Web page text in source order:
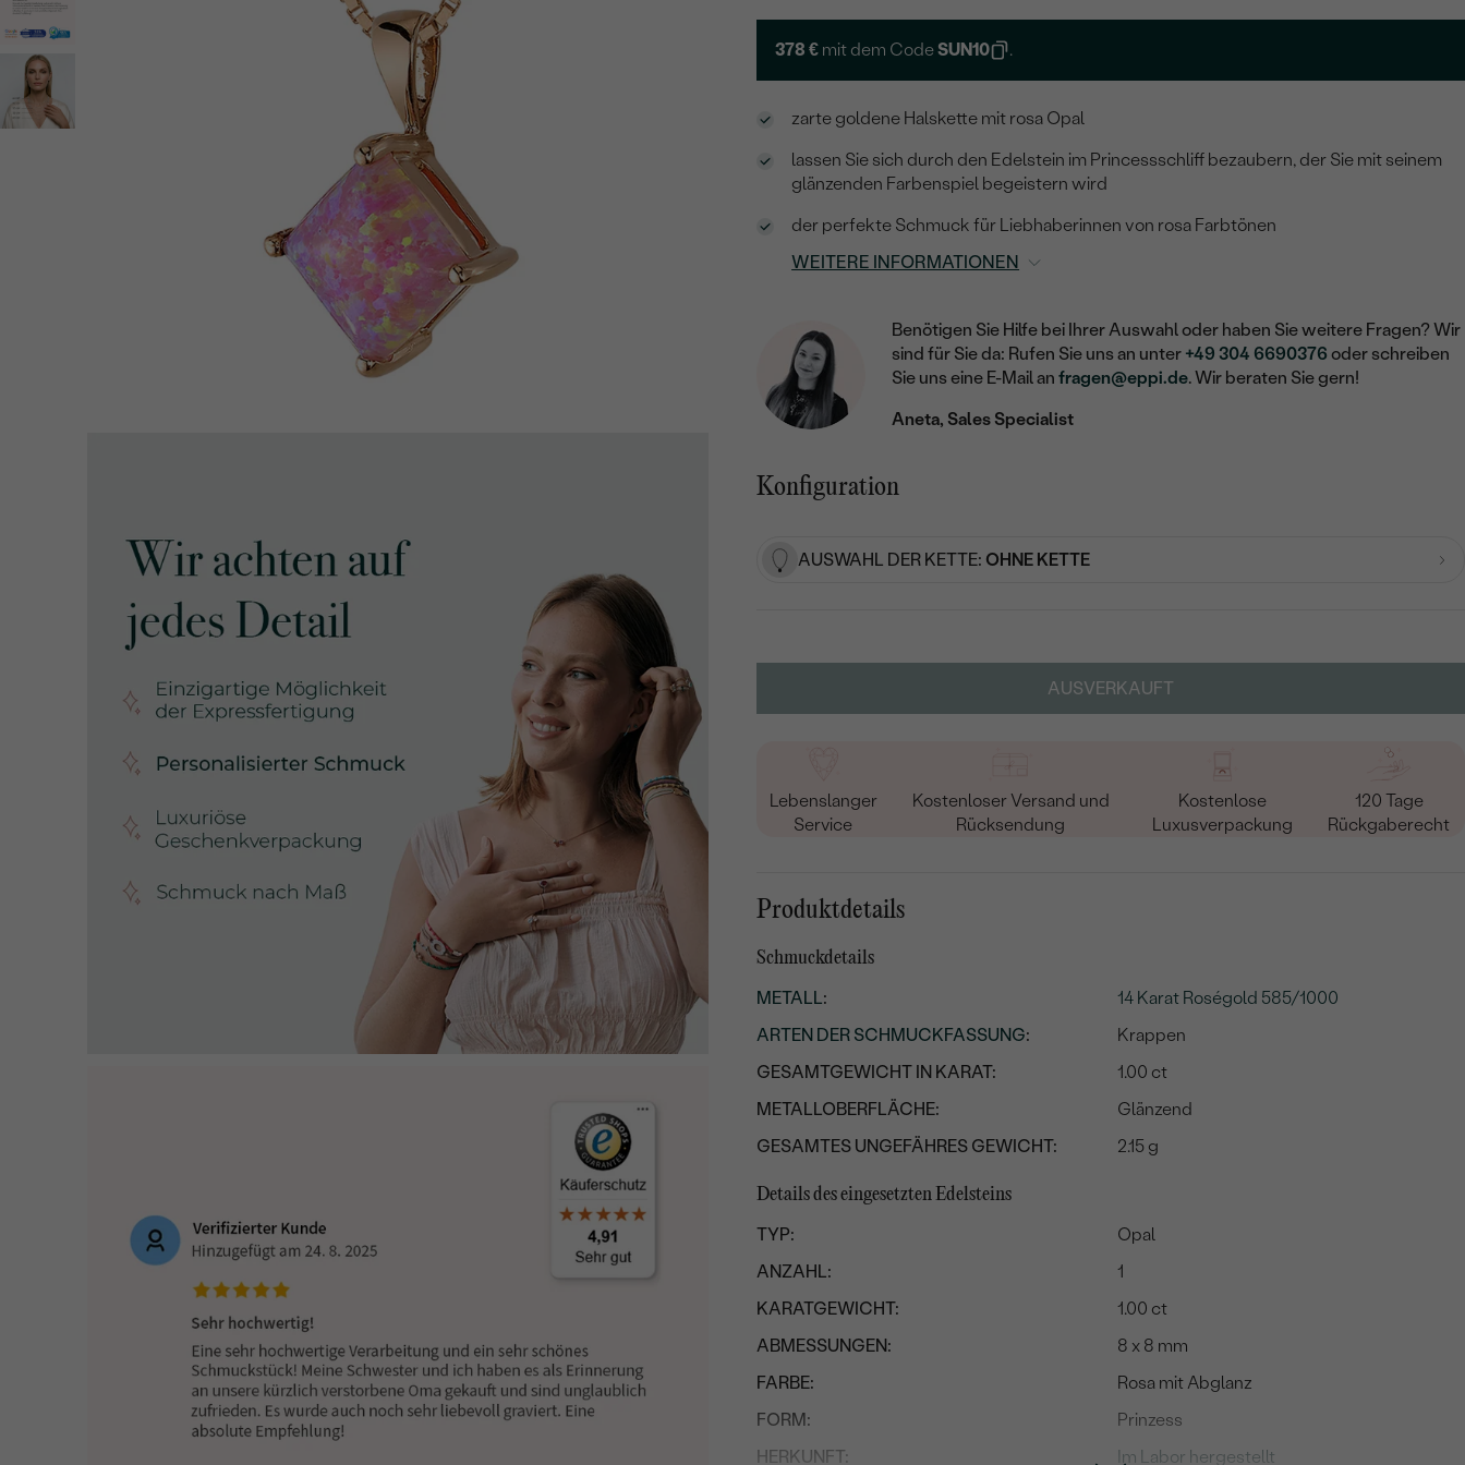
378 € mit dem CodeSUN10 .
zarte goldene Halskette mit rosa Opal
lassen Sie sich durch den Edelstein im Princessschliff bezaubern, der Sie mit seinem
glänzenden Farbenspiel begeistern wird
der perfekte Schmuck für Liebhaberinnen von rosa Farbtönen
WEITERE INFORMATIONEN
Benötigen Sie Hilfe bei Ihrer Auswahl oder haben Sie weitere Fragen? Wir
sind für Sie da: Rufen Sie uns an unter +49 304 6690376 oder schreiben
Sie uns eine E-Mail anfragen@eppi.de. Wir beraten Sie gern!
Aneta, Sales Specialist
Konfiguration
AUSWAHL DER KETTE: OHNE KETTE
AUSVERKAUFT
Lebenslanger
Service
Kostenloser Versand und
Rücksendung
Kostenlose
Luxusverpackung
120 Tage
Rückgaberecht
Produktdetails
Schmuckdetails
METALL:
14 Karat Roségold 585/1000
ARTEN DER SCHMUCKFASSUNG:
Krappen
GESAMTGEWICHT IN KARAT:
1.00 ct
METALLOBERFLÄCHE:
Glänzend
GESAMTES UNGEFÄHRES GEWICHT:
2.15 g
Details des eingesetzten Edelsteins
TYP:
Opal
ANZAHL:
1
KARATGEWICHT:
1.00 ct
ABMESSUNGEN:
8 x 8 mm
FARBE:
Rosa mit Abglanz
FORM:
Prinzess
HERKUNFT:
Im Labor hergestellt